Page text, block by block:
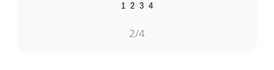
1 2 3 4
2/4